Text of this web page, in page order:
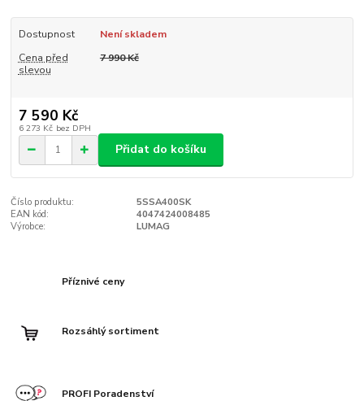
Dostupnost
Není skladem
Cena před
slevou
7 990 Kč
7 590 Kč
6 273 Kč bez DPH
Přidat do košíku
Číslo produktu:
5SSA400SK
EAN kód:
4047424008485
Výrobce:
LUMAG
Příznivé ceny
Rozsáhlý sortiment
PROFI Poradenství